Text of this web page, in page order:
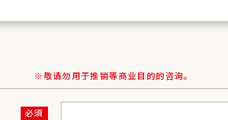
※敬请勿用于推销等商业目的的咨询。